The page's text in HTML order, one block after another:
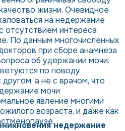
жизни. Очевидное
на недержание
отсутствием интереса
По данным многочисленных
при сборе анамнеза
об удержании мочи.
по поводу
а не с врачом, что
мочи
явление многими
возраста, и даже как
недержание